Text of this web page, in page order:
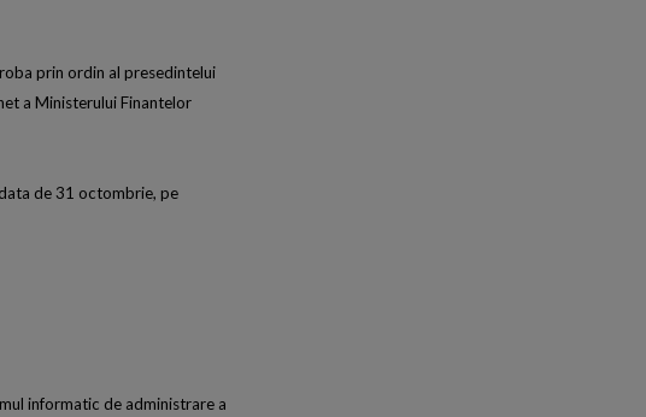
prin ordin al presedintelui
a Ministerului Finantelor
de 31 octombrie, pe
informatic de administrare a